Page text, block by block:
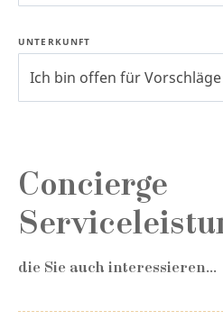
UNTERKUNFT
Ich bin offen für Vorschläge
Concierge
die Sie auch interessieren...